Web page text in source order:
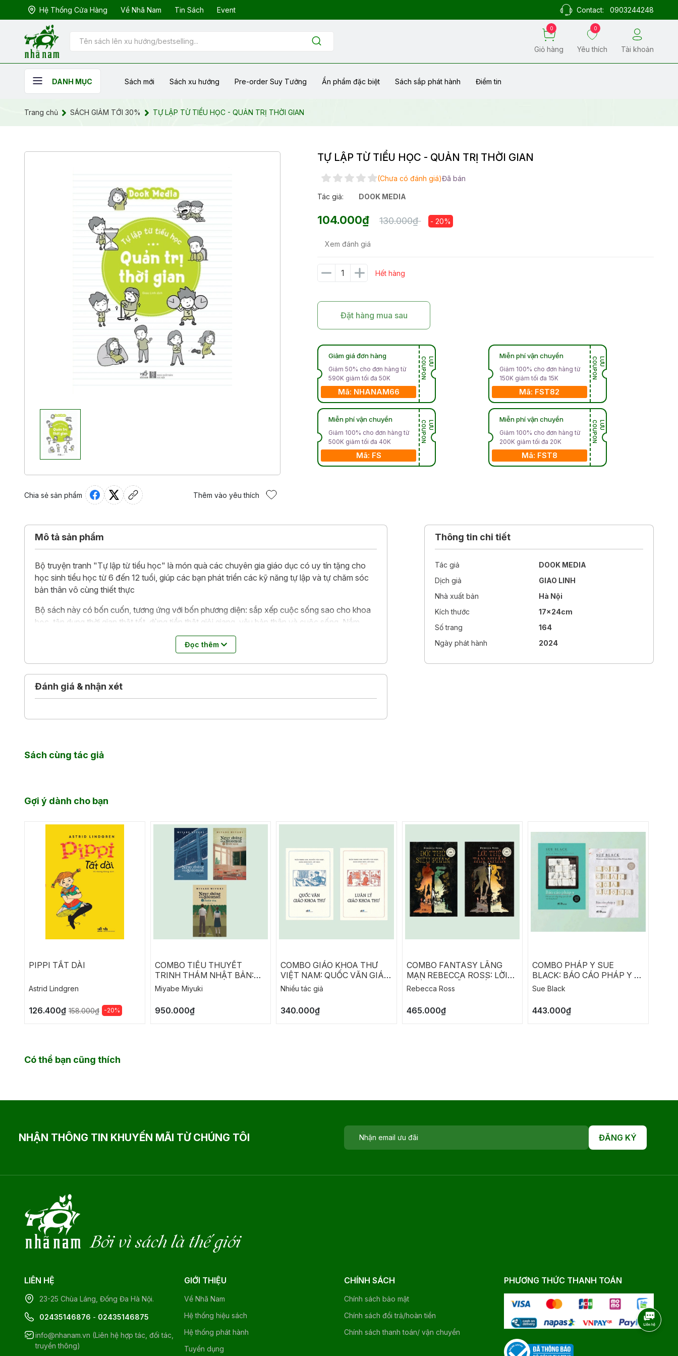
Hệ Thống Cửa Hàng Về Nhã Nam Tin Sách Event Contact: 0903244248
0
Giỏ hàng
0
Yêu thích Tài khoản
DANH MỤC Sách mới Sách xu hướng Pre-order Suy Tưởng Ẩn phẩm đặc biệt Sách sắp phát hành Điểm tin
Trang chủ SÁCH GIẢM TỚI 30% TỰ LẬP TỪ TIỂU HỌC - QUẢN TRỊ THỜI GIAN
Chia sẻ sản phẩm Thêm vào yêu thích
TỰ LẬP TỪ TIỂU HỌC - QUẢN TRỊ THỜI GIAN
(Chưa có đánh giá)Đã bán
Tác giả: DOOK MEDIA
104.000₫ 130.000₫ - 20%
Xem đánh giá
Hết hàng
Đặt hàng mua sau
Giảm giá đơn hàng
Giảm 50% cho đơn hàng từ
590K giảm tối đa 50K
Mã: NHANAM66
L
Ư
U
C
O
U
P
O
N
Miễn phí vận chuyển
Giảm 100% cho đơn hàng từ
500K giảm tối đa 40K
Mã: FS
L
Ư
U
C
O
U
P
O
N
Miễn phí vận chuyển
Giảm 100% cho đơn hàng từ
150K giảm tối đa 15K
Mã: FST82
L
Ư
U
C
O
U
P
O
N
Miễn phí vận chuyển
Giảm 100% cho đơn hàng từ
200K giảm tối đa 20K
Mã: FST8
L
Ư
U
C
O
U
P
O
N
Mô tả sản phẩm
Bộ truyện tranh "Tự lập từ tiểu học" là món quà các chuyên gia giáo dục có uy tín tặng cho
học sinh tiểu học từ 6 đến 12 tuổi, giúp các bạn phát triển các kỹ năng tự lập và tự chăm sóc
bản thân vô cùng thiết thực
Bộ sách này có bốn cuốn, tương ứng với bốn phương diện: sắp xếp cuộc sống sao cho khoa
học, tận dụng thời gian thật tốt, dùng tiền thật giỏi giang, yêu bản thân và cuộc sống. Nắm
vững các kỹ năng tự lập này từ sớm, bạn sẽ được hưởng lợi ích lâu dài và to lớn, làm tốt nhiều
Đáng yêu như những món quà, bám sát và đồng hành cùng giai đoạn nhạy cảm của các
Bổ khuyết hoàn hảo cho mảng trống về giáo dục tính tự lập mà trường học và cha mẹ
Có đủ các kỹ năng độc lập của học sinh tiểu học, giúp các bạn sớm độc lập, quản lý
cuộc sống và quản lý bản thân, cha mẹ không còn phải rầy la và lo lắng!
Đọc thêm
Đánh giá & nhận xét
Thông tin chi tiết
Tác giả
DOOK MEDIA
Dịch giả
GIAO LINH
Nhà xuất bản
Hà Nội
Kích thước
17x24cm
Số trang
164
Ngày phát hành
2024
Sách cùng tác giả
Gợi ý dành cho bạn
PIPPI TẤT DÀI
Astrid Lindgren
126.400₫ 158.000₫ -20%
COMBO TIỂU THUYẾT
TRINH THÁM NHẬT BẢN:
NGỤY CHỨNG CỦA
SOLOMON
Miyabe Miyuki
950.000₫
COMBO GIÁO KHOA THƯ
VIỆT NAM: QUỐC VĂN GIÁO
KHOA THƯ - LUÂN LÝ GIÁO
KHOA THƯ
Nhiều tác giả
340.000₫
COMBO FANTASY LÃNG
MẠN REBECCA ROSS: LỜI
THỀ TÀN NHẪN - ĐỐI THỦ
Rebecca Ross
465.000₫
COMBO PHÁP Y SUE
BLACK: BÁO CÁO PHÁP Y -
LỜI KHAI CỦA XƯƠNG
Sue Black
443.000₫
Có thể bạn cũng thích
NHẬN THÔNG TIN KHUYẾN MÃI TỪ CHÚNG TÔI ĐĂNG KÝ
Bởi vì sách là thế giới
LIÊN HỆ
23-25 Chùa Láng, Đống Đa Hà Nội.
02435146876 - 02435146875
info@nhanam.vn (Liên hệ hợp tác, đối tác,
truyền thông)
GIỚI THIỆU
Về Nhã Nam
Hệ thống hiệu sách
Hệ thống phát hành
Tuyển dụng
CHÍNH SÁCH
Chính sách bảo mật
Chính sách đổi trả/hoàn tiền
Chính sách thanh toán/ vận chuyển
PHƯƠNG THỨC THANH TOÁN